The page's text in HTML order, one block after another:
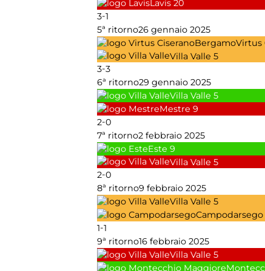
Lavis 20
3-1
5ª ritorno26 gennaio 2025
Virtus
Villa Valle 5
3-3
6ª ritorno29 gennaio 2025
Villa Valle 5
Mestre 9
2-0
7ª ritorno2 febbraio 2025
Este 9
Villa Valle 5
2-0
8ª ritorno9 febbraio 2025
Villa Valle 5
Campodarsego
1-1
9ª ritorno16 febbraio 2025
Villa Valle 5